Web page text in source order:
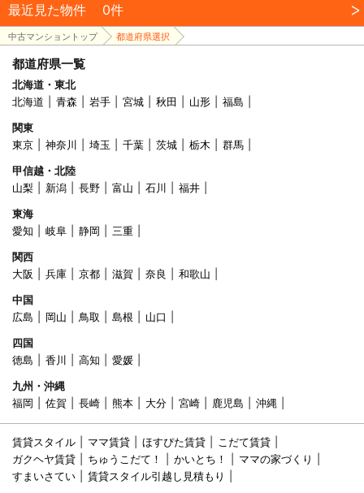
最近見た物件
0件
中古マンショントップ 都道府県選択
都道府県一覧
北海道・東北
北海道
青森 岩手 宮城 秋田 山形
福島
関東
東京
神奈川 埼玉 千葉 茨城 栃木
群馬
甲信越・北陸
山梨
新潟 長野 富山 石川
福井
東海
愛知
岐阜 静岡
三重
関西
大阪
兵庫 京都 滋賀 奈良
和歌山
中国
広島
岡山 鳥取 島根
山口
四国
徳島
香川 高知
愛媛
九州・沖縄
福岡
佐賀 長崎 熊本 大分 宮崎 鹿児島 沖縄
賃貸スタイル ママ賃貸 ほすぴた賃貸
こだて賃貸
ガクヘヤ賃貸
ちゅうこだて！ かいとち！
ママの家づくり
すまいさてい
賃貸スタイル引越し見積もり